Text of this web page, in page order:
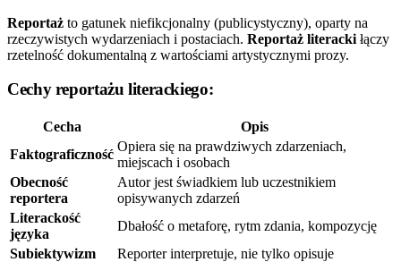
Reportaż to gatunek niefikcjonalny (publicystyczny), oparty na
rzeczywistych wydarzeniach i postaciach. Reportaż literacki łączy
rzetelność dokumentalną z wartościami artystycznymi prozy.
Cechy reportażu literackiego:
Cecha
Opis
Faktograficzność
Opiera się na prawdziwych zdarzeniach,
miejscach i osobach
Obecność
reportera
Autor jest świadkiem lub uczestnikiem
opisywanych zdarzeń
Literackość
języka
Dbałość o metaforę, rytm zdania, kompozycję
Subiektywizm
Reporter interpretuje, nie tylko opisuje